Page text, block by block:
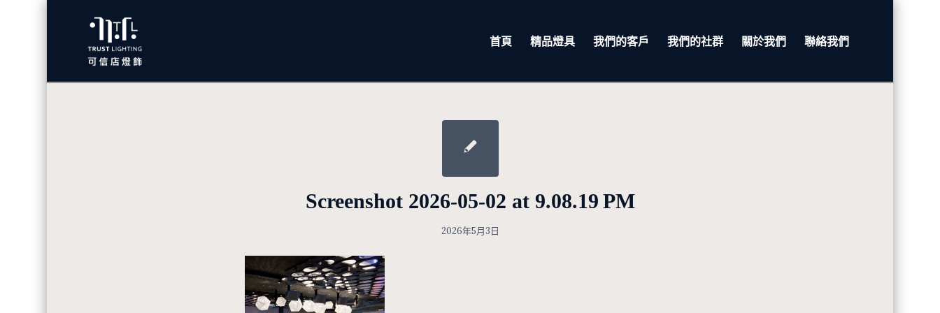
首頁 精品燈具 我們的客戶 我們的社群 關於我們 聯絡我們
Screenshot 2026-05-02 at 9.08.19 PM
2026年5月3日